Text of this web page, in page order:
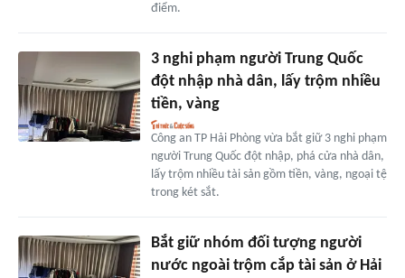
điểm.
3 nghi phạm người Trung Quốc
đột nhập nhà dân, lấy trộm nhiều
tiền, vàng
Công an TP Hải Phòng vừa bắt giữ 3 nghi phạm
người Trung Quốc đột nhập, phá cửa nhà dân,
lấy trộm nhiều tài sản gồm tiền, vàng, ngoại tệ
trong két sắt.
Bắt giữ nhóm đối tượng người
nước ngoài trộm cắp tài sản ở Hải